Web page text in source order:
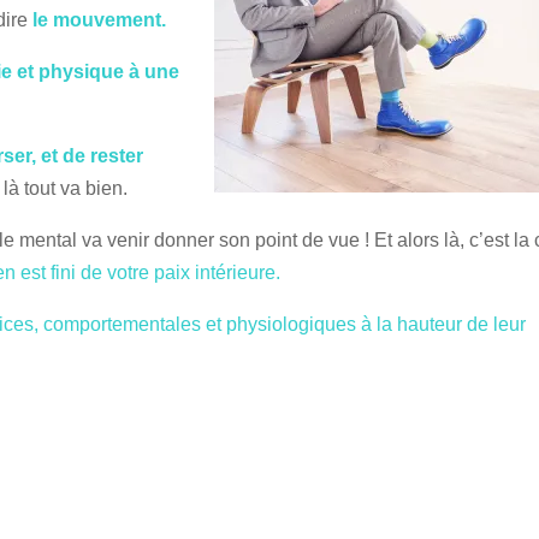
le mouvement.
et physique à une
et de rester
tout va bien.
mental va venir donner son point de vue ! Et alors là, c’est la
est fini de votre paix intérieure.
comportementales et physiologiques à la hauteur de leur